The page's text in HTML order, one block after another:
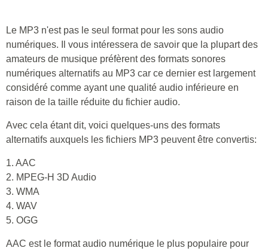
Le MP3 n'est pas le seul format pour les sons audio
numériques. Il vous intéressera de savoir que la plupart des
amateurs de musique préfèrent des formats sonores
numériques alternatifs au MP3 car ce dernier est largement
considéré comme ayant une qualité audio inférieure en
raison de la taille réduite du fichier audio.
Avec cela étant dit, voici quelques-uns des formats
alternatifs auxquels les fichiers MP3 peuvent être convertis:
1. AAC
2. MPEG-H 3D Audio
3. WMA
4. WAV
5. OGG
AAC est le format audio numérique le plus populaire pour